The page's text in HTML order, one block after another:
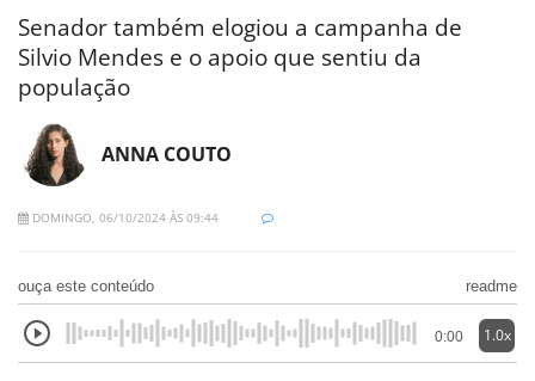
Senador também elogiou a campanha de
Silvio Mendes e o apoio que sentiu da
população
ANNA COUTO
DOMINGO, 06/10/2024 ÀS 09:44
ouça este conteúdo readme
0:00 1.0x